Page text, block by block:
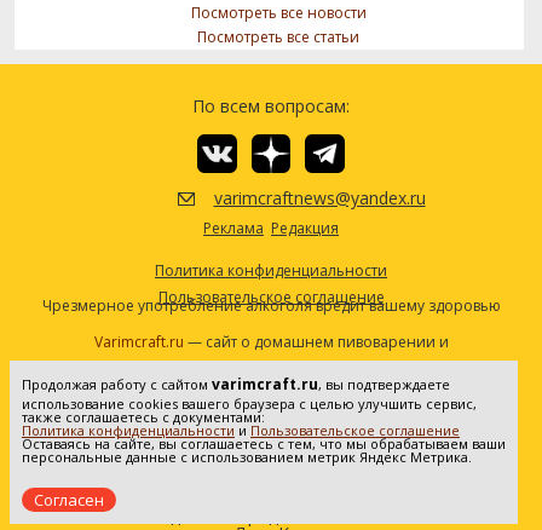
Посмотреть все новости
Посмотреть все статьи
По всем вопросам:
varimcraftnews@yandex.ru
Реклама Редакция
Политика конфиденциальности
Пользовательское соглашение
Чрезмерное употребление алкоголя вредит вашему здоровью
Varimcraft.ru — сайт о домашнем пивоварении и
самогоноварении.
Сетевое издание «Варимкрафт». Зарегистрировано в
Федеральной службе по надзору в сфере связи, информационных
технологий и массовых коммуникаций (Роскомнадзор). Реестровая
запись ЭЛ No ФС77-80936 от 25.05.2021. Все права защищены. 16+
Продолжая работу с сайтом varimcraft.ru, вы подтверждаете
использование cookies вашего браузера с целью улучшить сервис,
также соглашаетесь с документами:
Политика конфиденциальности и Пользовательское соглашение
Оставаясь на сайте, вы соглашаетесь с тем, что мы обрабатываем ваши
персональные данные с использованием метрик Яндекс Метрика.
Согласен